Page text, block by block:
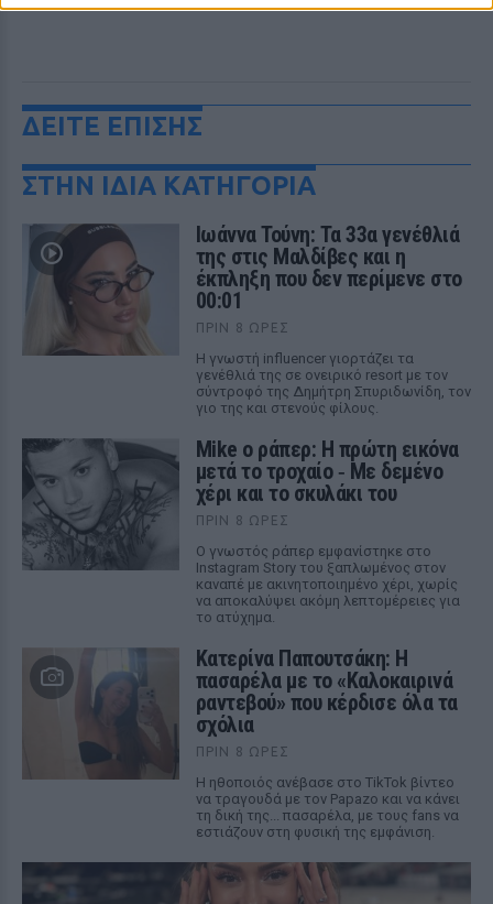
ΔΕΙΤΕ ΕΠΙΣΗΣ
ΣΤΗΝ ΙΔΙΑ ΚΑΤΗΓΟΡΙΑ
Ιωάννα Τούνη: Τα 33α γενέθλιά
της στις Μαλδίβες και η
έκπληξη που δεν περίμενε στο
00:01
ΠΡΙΝ 8 ΏΡΕΣ
Η γνωστή influencer γιορτάζει τα
γενέθλιά της σε ονειρικό resort με τον
σύντροφό της Δημήτρη Σπυριδωνίδη, τον
γιο της και στενούς φίλους.
Mike ο ράπερ: Η πρώτη εικόνα
μετά το τροχαίο ‑ Με δεμένο
χέρι και το σκυλάκι του
ΠΡΙΝ 8 ΏΡΕΣ
Ο γνωστός ράπερ εμφανίστηκε στο
Instagram Story του ξαπλωμένος στον
καναπέ με ακινητοποιημένο χέρι, χωρίς
να αποκαλύψει ακόμη λεπτομέρειες για
το ατύχημα.
Κατερίνα Παπουτσάκη: Η
πασαρέλα με το «Καλοκαιρινά
ραντεβού» που κέρδισε όλα τα
σχόλια
ΠΡΙΝ 8 ΏΡΕΣ
Η ηθοποιός ανέβασε στο TikTok βίντεο
να τραγουδά με τον Papazo και να κάνει
τη δική της... πασαρέλα, με τους fans να
εστιάζουν στη φυσική της εμφάνιση.